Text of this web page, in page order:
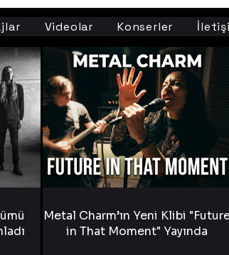
Videolar Konserler
Metal Charm’ın Yeni Klibi
in That Moment" Yayında